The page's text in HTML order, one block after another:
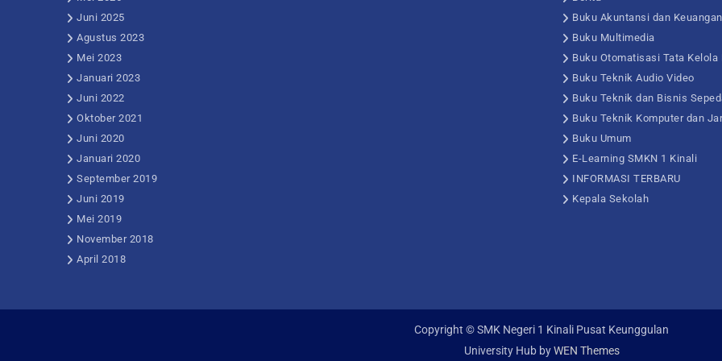
Juni 2025
Agustus 2023
Mei 2023
Januari 2023
Juni 2022
Oktober 2021
Juni 2020
Januari 2020
September 2019
Juni 2019
Mei 2019
November 2018
April 2018
Buku Akuntansi dan
Buku Multimedia
Buku Otomatisasi Tata Kelola
Buku Teknik Audio Video
Buku Teknik dan Bisnis
Buku Teknik Komputer dan
Buku Umum
E-Learning SMKN 1 Kinali
INFORMASI TERBARU
Kepala Sekolah
Copyright © SMK Negeri 1 Kinali Pusat Keunggulan
University Hub byWEN Themes